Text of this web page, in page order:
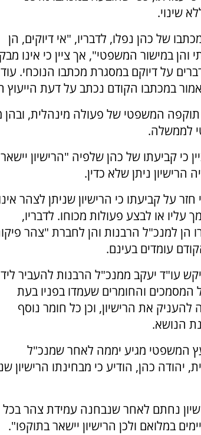
שינוי.
של כהן נפלו, לדבריו, "אי דיוקים, הן
והן במישור המשפטי", אך ציין כי אינו
על דיוקם במסגרת מכתבו הנוכחי. עוד
במכתבו הקודם נכתב על דעת
המשפטי של פעולה מינהלית, ובהן
לממשלה.
כי קביעתו של כהן שלפיה "הרישיון
ניתן שלא כדין.
על קביעתו כי הרישיון שניתן לצהר
או לבצע פעולות מכוחו. לדבריו,
הן למנכ"ל הרבנות והן לחברת "צהר
עומדים בעינם.
עו"ד יעקב ממנכ"ל הרבנות להעביר
והחומרים שעמדו בפניו בעת
את הרישיון, וכן כל חומר נוסף
הנושא.
המשפטי מגיע יממה לאחר שמנכ"ל
יהודה כהן, הודיע כי מבחינתו הרישיון
נחתם לאחר שנבחנה עמידת צהר בכל
במלואם ולכן הרישיון יישאר בתוקפו".